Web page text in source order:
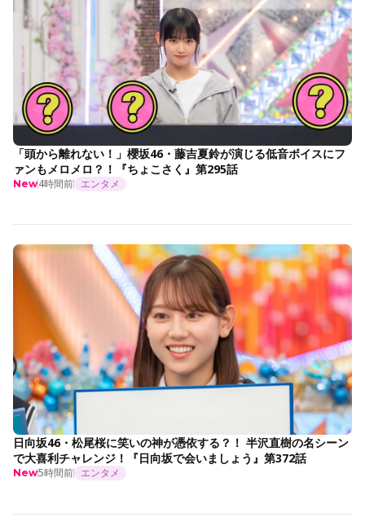
「頭から離れない！」櫻坂46・藤吉夏鈴が演じる低音ボイスにフ
ァンもメロメロ？！『ちょこさく』第295話
New4時間前 エンタメ
日向坂46・松尾桜に笑いの神が憑依する？！ 半沢直樹の名シーン
で大喜利チャレンジ！『日向坂で会いましょう』第372話
New5時間前 エンタメ